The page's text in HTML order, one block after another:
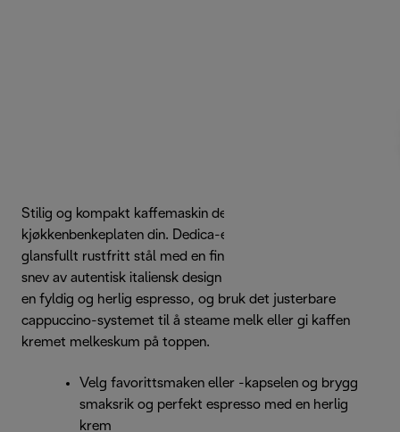
Stilig og kompakt kaffemaskin designet for å komplettere
kjøkkenbenkeplaten din. Dedica-espressomaskinen er i
glansfullt rustfritt stål med en finish i matt svart, og gir et
snev av autentisk italiensk design til ethvert kjøkken. Nyt
en fyldig og herlig espresso, og bruk det justerbare
cappuccino-systemet til å steame melk eller gi kaffen
kremet melkeskum på toppen.
Velg favorittsmaken eller -kapselen og brygg
smaksrik og perfekt espresso med en herlig
krem